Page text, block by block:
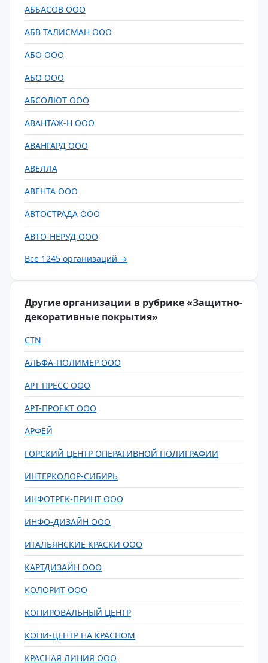
АББАСОВ ООО
АБВ ТАЛИСМАН ООО
АБО ООО
АБО ООО
АБСОЛЮТ ООО
АВАНТАЖ-Н ООО
АВАНГАРД ООО
АВЕЛЛА
АВЕНТА ООО
АВТОСТРАДА ООО
АВТО-НЕРУД ООО
Все 1245 организаций →
Другие организации в рубрике «Защитно-
декоративные покрытия»
CTN
АЛЬФА-ПОЛИМЕР ООО
АРТ ПРЕСС ООО
АРТ-ПРОЕКТ ООО
АРФЕЙ
ГОРСКИЙ ЦЕНТР ОПЕРАТИВНОЙ ПОЛИГРАФИИ
ИНТЕРКОЛОР-СИБИРЬ
ИНФОТРЕК-ПРИНТ ООО
ИНФО-ДИЗАЙН ООО
ИТАЛЬЯНСКИЕ КРАСКИ ООО
КАРТДИЗАЙН ООО
КОЛОРИТ ООО
КОПИРОВАЛЬНЫЙ ЦЕНТР
КОПИ-ЦЕНТР НА КРАСНОМ
КРАСНАЯ ЛИНИЯ ООО